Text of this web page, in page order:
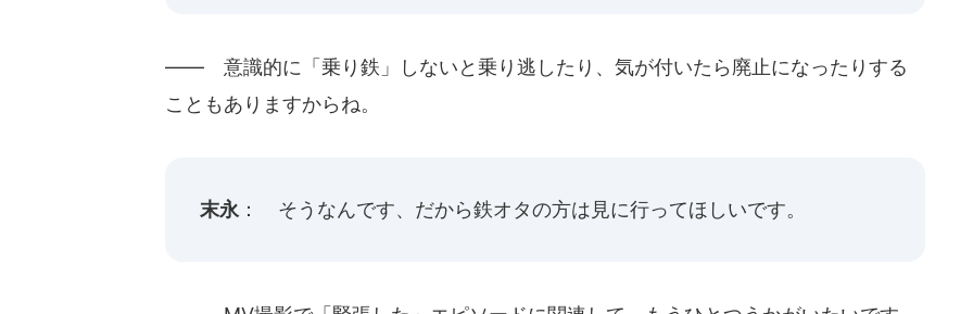
―― 意識的に「乗り鉄」しないと乗り逃したり、気が付いたら廃止になったりする
こともありますからね。
末永 ： そうなんです、だから鉄オタの方は見に行ってほしいです。